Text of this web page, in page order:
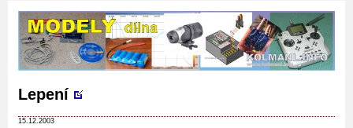
Lepení
15.12.2003